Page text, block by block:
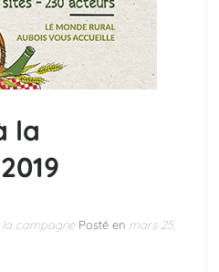
la
campagnePosté en mars 25,